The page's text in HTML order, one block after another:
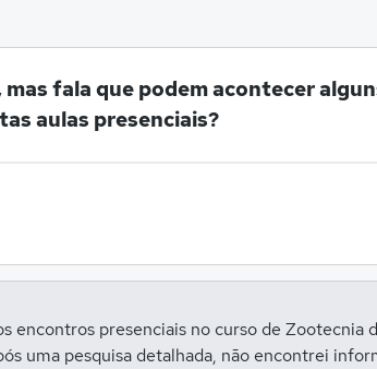
fala que podem acontecer
aulas presenciais?
encontros presenciais no curso de Zootecnia
uma pesquisa detalhada, não encontrei